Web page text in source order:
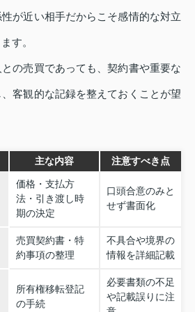
が近い相手だからこそ感情的な対立
す。
の売買であっても、契約書や重要な
客観的な記録を整えておくことが望
主な内容 注意すべき点
価格・支払方
法・引き渡し時
期の決定
口頭合意のみと
せず書面化
売買契約書・特
約事項の整理
不具合や境界の
情報を詳細記載
所有権移転登記
の手続
必要書類の不足
や記載誤りに注